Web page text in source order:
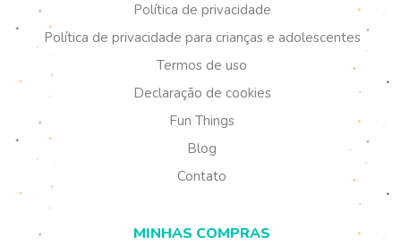
Política de privacidade
Política de privacidade para crianças e adolescentes
Termos de uso
Declaração de cookies
Fun Things
Blog
Contato
MINHAS COMPRAS